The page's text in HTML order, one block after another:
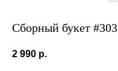
Сборный букет #303
2 990 р.